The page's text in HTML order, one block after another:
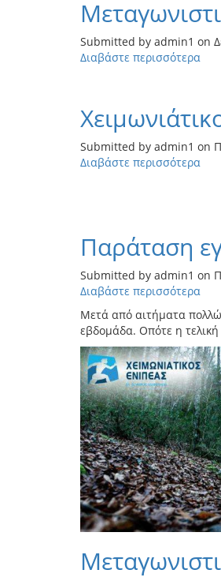
Submitted by admin1 on
Διαβάστε περισσότερα
Submitted by admin1 on
Διαβάστε περισσότερα
Νέα
Παράταση
Submitted by admin1 on
Διαβάστε περισσότερα
το
για
τον
13ο
Μετά από αιτήματα
εβδομάδα. Οπότε η